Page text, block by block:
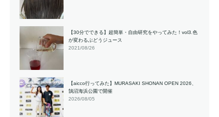
【30分でできる】超簡単・自由研究をやってみた！vol3.色
が変わるぶどうジュース
2021/08/26
【aicco行ってみた】MURASAKI SHONAN OPEN 2026、
鵠沼海浜公園で開催
2026/08/05